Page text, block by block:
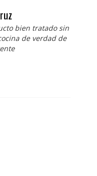
bien tratado sin
de verdad de